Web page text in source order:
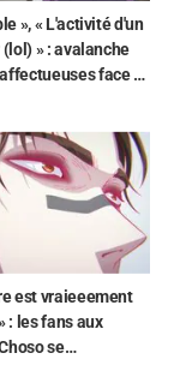
», « L'activité d'un
» : avalanche
face à
piégée par
est vraieeement
: les fans aux
se
Yūji Itadori sur